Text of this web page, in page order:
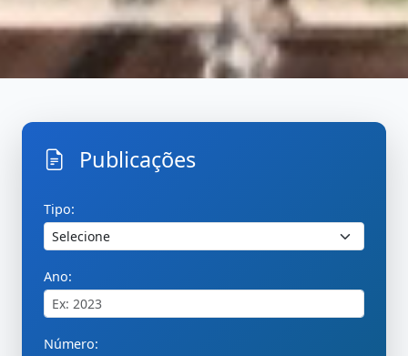
Inicio PublicacoesBuscar
Publicações
Tipo:
Ano:
Número: